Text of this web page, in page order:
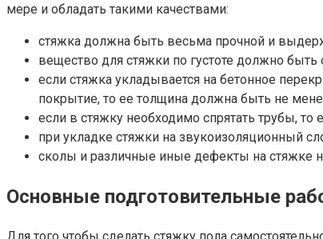
мере и обладать такими качествами:
стяжка должна быть весьма прочной и
вещество для стяжки по густоте должно
если стяжка укладывается на бетонное
покрытие, то ее толщина должна быть не
если в стяжку необходимо спрятать трубы,
при укладке стяжки на звукоизоляционный
сколы и различные иные дефекты на стяжке
Основные подготовительные
Для того чтобы сделать стяжку пола